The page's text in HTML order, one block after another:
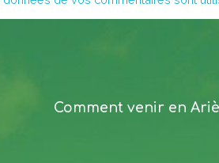
Comment venir en